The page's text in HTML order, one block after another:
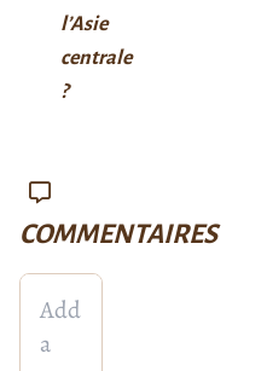
l’Asie
centrale
?
COMMENTAIRES